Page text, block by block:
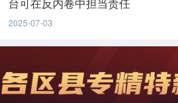
台可在反内卷中担当责任
2025-07-03